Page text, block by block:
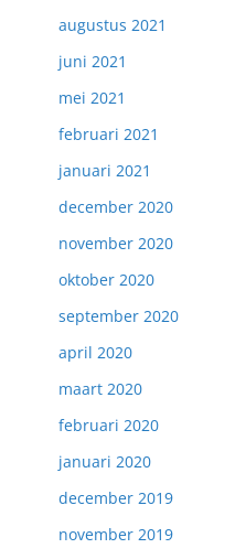
augustus 2021
juni 2021
mei 2021
februari 2021
januari 2021
december 2020
november 2020
oktober 2020
september 2020
april 2020
maart 2020
februari 2020
januari 2020
december 2019
november 2019